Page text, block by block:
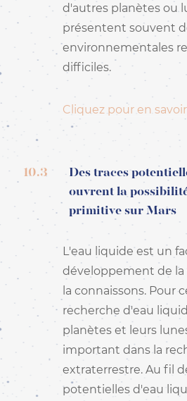
d'autres planètes ou
présentent souvent
environnementales
difficiles.
Cliquez pour en
10.3
Des traces
ouvrent la
primitive sur Mars
L'eau liquide est un
développement de la
la connaissons. Pour
recherche d'eau
planètes et leurs
important dans la
extraterrestre. Au fil
potentielles d'eau